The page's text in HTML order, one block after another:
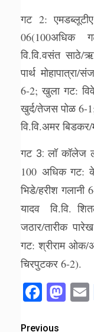
गट 2:
06(100अधिक
वि.वि.वसंत
पार्थ
6-2; खुला गट:
खुर्द/तेजस पोळ 6-
वि.वि.अमर
गट 3: लॉ कॉलेज
100 अधिक गट:
भिडे/हरीश
यादव वि.वि.
जठार/तारीक
गट: श्रीराम ओक/
चिरपुटकर 6-2).
Previous